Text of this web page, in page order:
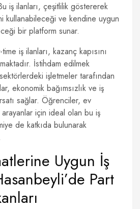
iş ilanları, çeşitlilik göstererek
kullanabileceği ve kendine uygun
bir platform sunar.
iş ilanları, kazanç kapısını
İstihdam edilmek
işletmeler tarafından
ekonomik bağımsızlık ve iş
sağlar. Öğrenciler, ev
için ideal olan bu iş
de katkıda bulunarak
Uygun İş
Part